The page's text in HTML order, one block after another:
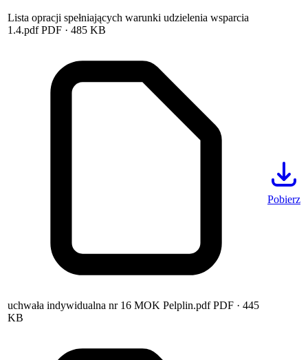
Lista opracji spełniających warunki udzielenia wsparcia
1.4.pdf PDF · 485 KB
uchwała indywidualna nr 16 MOK Pelplin.pdf PDF · 445
KB
Pobierz